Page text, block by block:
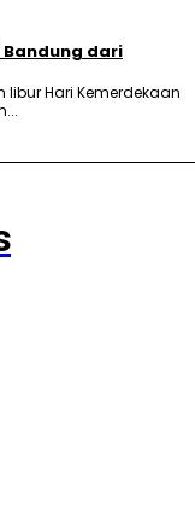
dari
Hari Kemerdekaan